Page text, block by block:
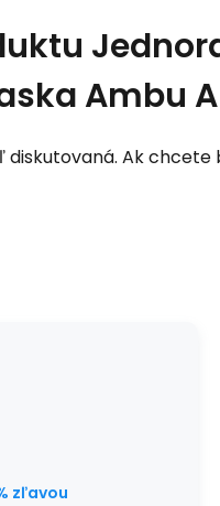
Ambu
Ak chcete
zľavou